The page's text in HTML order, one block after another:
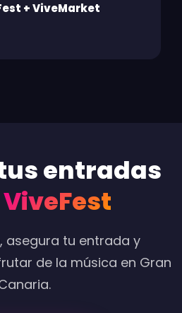
+ ViveMarket
entradas
ViveFest
asegura tu entrada y
de la música en Gran